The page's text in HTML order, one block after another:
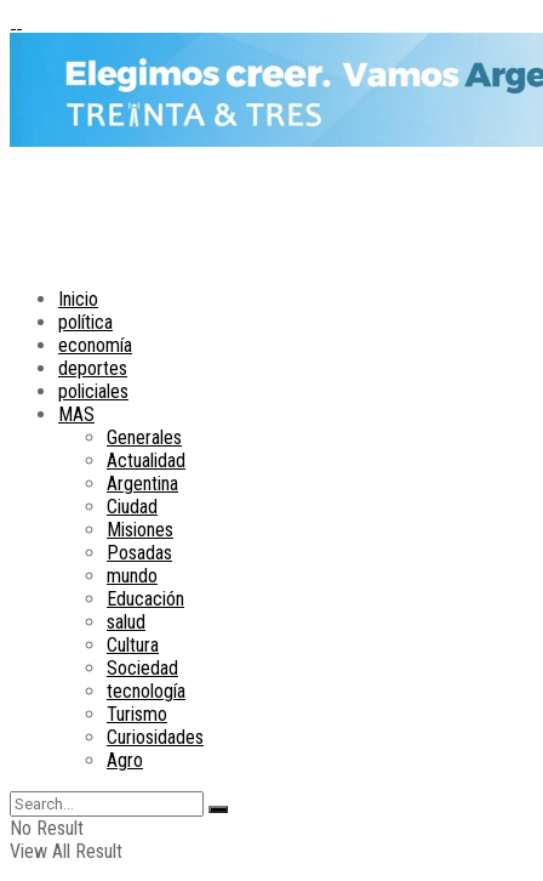
Inicio
política
economía
deportes
policiales
MAS
Generales
Actualidad
Argentina
Ciudad
Misiones
Posadas
mundo
Educación
salud
Cultura
Sociedad
tecnología
Turismo
Curiosidades
Agro
No Result
View All Result